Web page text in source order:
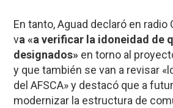
En tanto, Aguad declaró en radio
va «a verificar la idoneidad de
designados» en torno al
y que también se van a revisar
del AFSCA» y destacó que a
modernizar la estructura de